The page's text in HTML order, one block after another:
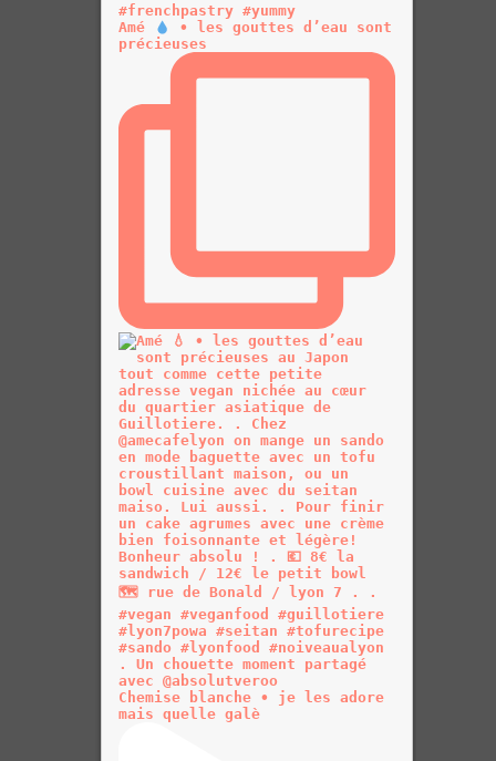
Amé
• les gouttes d’eau sont
précieuses
Chemise blanche • je les adore
mais quelle galè